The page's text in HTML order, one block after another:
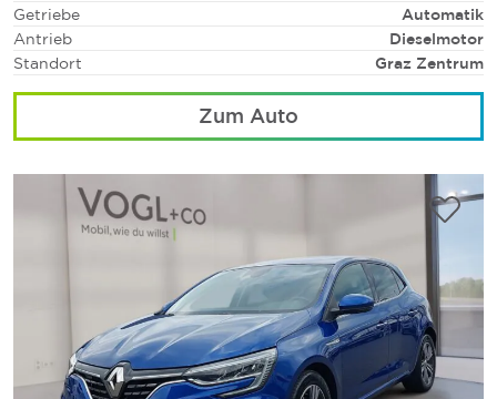
Getriebe
Automatik
Antrieb
Dieselmotor
Standort
Graz Zentrum
Zum Auto